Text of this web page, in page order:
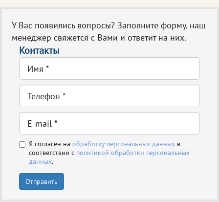
У Вас появились вопросы? Заполните форму, наш
менеджер свяжется с Вами и ответит на них.
Контакты
Я согласен на обработку персональных данных в
соответствии с политикой обработки персональных
данных.
Отправить